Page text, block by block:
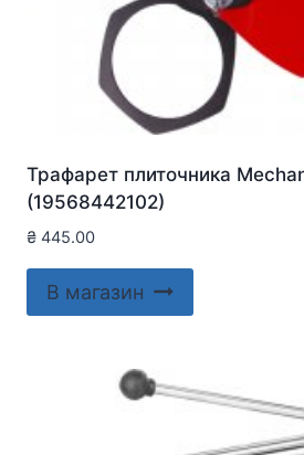
Трафарет плиточника
(19568442102)
₴ 445.00
В магазин